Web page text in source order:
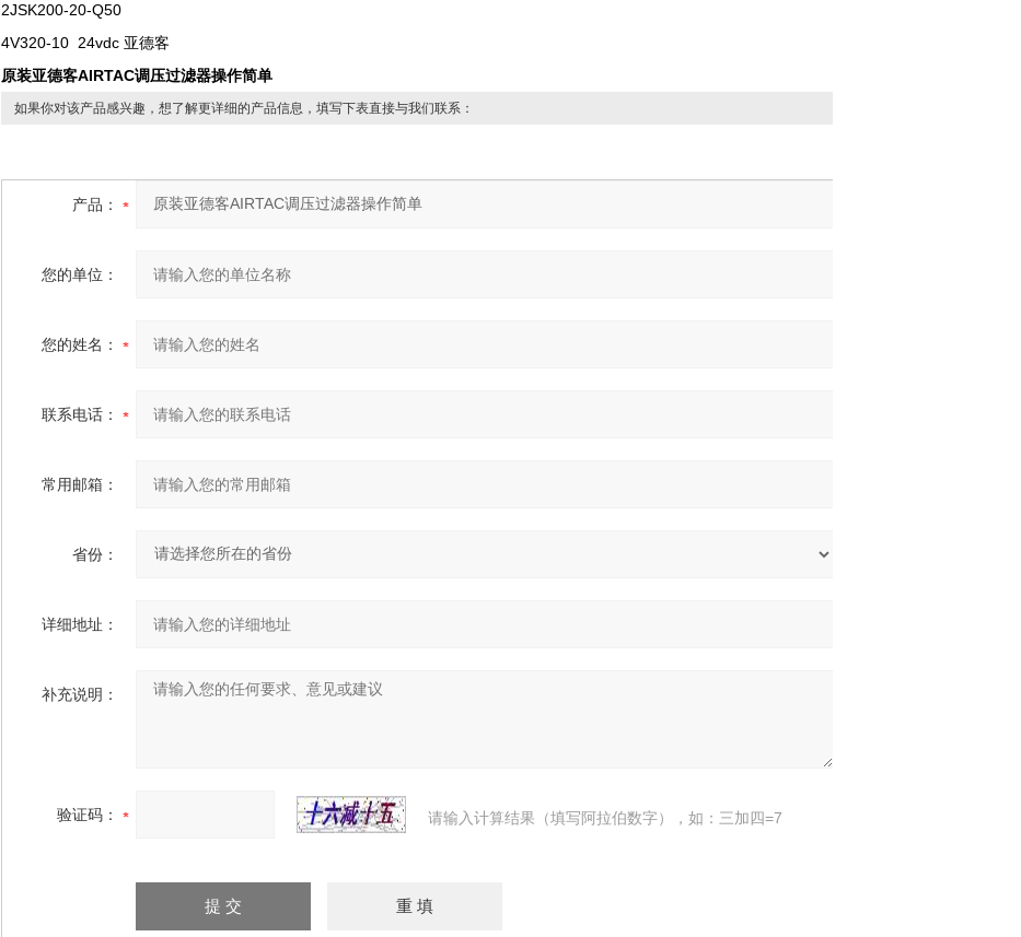
2JSK200-20-Q50
4V320-10 24vdc 亚德客
原装亚德客AIRTAC调压过滤器操作简单
如果你对该产品感兴趣，想了解更详细的产品信息，填写下表直接与我们联系：
产品：
您的单位：
您的姓名：
联系电话：
常用邮箱：
省份：
详细地址：
补充说明：
验证码： 请输入计算结果（填写阿拉伯数字），如：三加四=7